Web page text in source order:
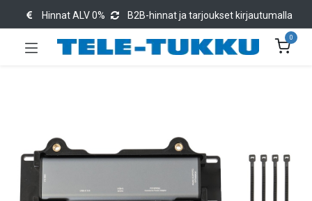
Hinnat ALV 0% B2B-hinnat ja tarjoukset kirjautumalla
0